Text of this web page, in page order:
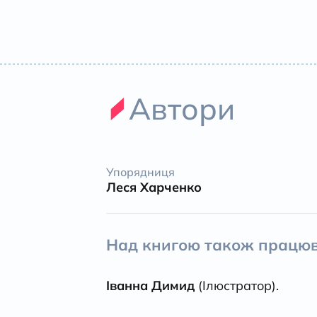
Автори
Упорядниця
Леся Харченко
Над книгою також
Іванна Димид (Ілюстратор).